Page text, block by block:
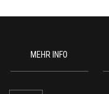
MEHR INFO